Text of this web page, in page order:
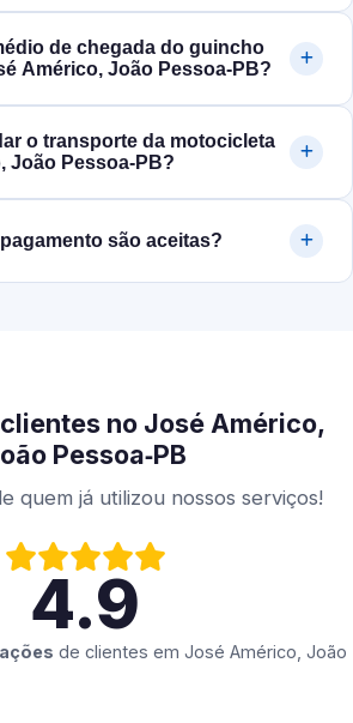
de chegada do guincho
Américo, João Pessoa‑PB?
o transporte da motocicleta
João Pessoa‑PB?
são aceitas?
no José Américo,
Pessoa‑PB
quem já utilizou nossos serviços!
4.9
de clientes em José Américo, João